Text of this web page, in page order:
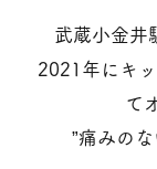
武蔵小金井
2021年にキ
て
​”痛みの